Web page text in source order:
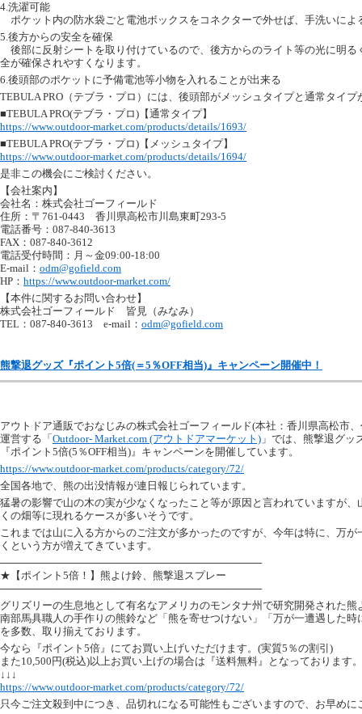
4.洗濯可能
ポケット内の防水袋ごと電池ボックスをコネクターで外せば、手洗いによ
5.後方からの安全を確保
後部に反射シートを取り付けているので、後方からのライト等の光に明る
全が確保されやすくなります。
6.後頭部のポケットに予備電池等小物を入れることが出来る
TEBULA PRO（テブラ・プロ）には、後頭部がメッシュタイプと通常タイプ
■TEBULA PRO(テブラ・プロ)【通常タイプ】
https://www.outdoor-market.com/products/details/1693/
■TEBULA PRO(テブラ・プロ)【メッシュタイプ】
https://www.outdoor-market.com/products/details/1694/
是非この機会にご検討ください。
【会社案内】
会社名：株式会社ゴーフィールド
住所：〒761-0443 香川県高松市川島東町293-5
電話番号：087-840-3613
FAX：087-840-3612
電話受付時間：月～金09:00-18:00
E-mail： odm@gofield.com
HP： https://www.outdoor-market.com/
【本件に関するお問い合わせ】
株式会社ゴーフィールド 皆見（みなみ）
TEL：087-840-3613 e-mail： odm@gofield.com
熊撃退グッズ『ポイント5倍(＝5％OFF相当)』キャンペーン開催中！
アウトドア通販でおなじみの株式会社ゴーフィールド(本社：香川県高松市
運営する「 Outdoor- Market.com (アウトドアマーケット) 」では、熊撃退グッ
『ポイント5倍(5％OFF相当)』キャンペーンを開催しています。
https://www.outdoor-market.com/products/category/72/
全国各地で、熊の出没情報が連日報じられています。
猛暑の影響で山の木の実が少なくなったこと等が原因と言われていますが、
くの畑等に現れるケースが多いそうです。
これまでは山に入る方からのご注文が多かったのですが、今年は特に、万
くという方が増えてきています。
────────────────────────────────────
★【ポイント5倍！】熊よけ鈴、熊撃退スプレー
────────────────────────────────────
グリズリーの生息地として有名なアメリカのモンタナ州で研究開発された
南部馬具職人の手作りの熊鈴など「熊を寄せつけない」「万が一遭遇した時
を多数、取り揃えております。
今なら『ポイント5倍』にてお買い上げいただけます。(実質5％の割引)
また10,500円(税込)以上お買い上げの場合は『送料無料』となっております。
↓↓↓
https://www.outdoor-market.com/products/category/72/
只今ご注文殺到中につき、品切れになる可能性もございますので、お早めに